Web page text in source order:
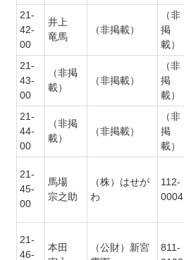
21-
42-
00
井上
竜馬
（非掲載）
（非
掲
載）
21-
43-
00
（非掲
載）
（非掲載）
（非
掲
載）
21-
44-
00
（非掲
載）
（非掲載）
（非
掲
載）
21-
45-
00
馬場
宗之助
（株）はせが
わ
112-
0004
21-
46-
本田
（公財）新宮
811-